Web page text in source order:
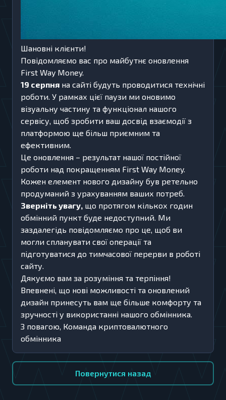
Шановні клієнти!
Повідомляємо вас про майбутнє оновлення
First Way Money.
19 серпня на сайті будуть проводитися технічні
роботи. У рамках цієї паузи ми оновимо
візуальну частину та функціонал нашого
сервісу, щоб зробити ваш досвід взаємодії з
платформою ще більш приємним та
ефективним.
Це оновлення – результат нашої постійної
роботи над покращенням First Way Money.
Кожен елемент нового дизайну був ретельно
продуманий з урахуванням ваших потреб.
Зверніть увагу, що протягом кількох годин
обмінний пункт буде недоступний. Ми
заздалегідь повідомляємо про це, щоб ви
могли спланувати свої операції та
підготуватися до тимчасової перерви в роботі
сайту.
Дякуємо вам за розуміння та терпіння!
Впевнені, що нові можливості та оновлений
дизайн принесуть вам ще більше комфорту та
зручності у використанні нашого обмінника.
З повагою, Команда криптовалютного
обмінника
Повернутися назад